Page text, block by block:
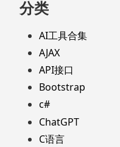
分类
AI工具合集
AJAX
API接口
Bootstrap
c#
ChatGPT
C语言